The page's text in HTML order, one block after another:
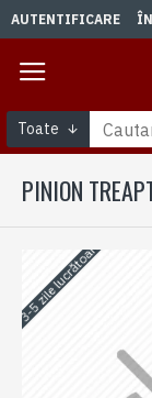
AUTENTIFICARE
Toate
PINION
3-5 zile lucrătoare